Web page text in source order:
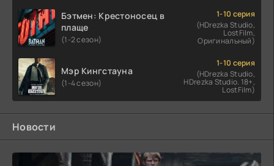
Бэтмен: Крестоносец в
плаще
(1-2 сезон)
1-10 серия
(HDrezka Studio,
LostFilm,
Оригинальный)
Мэр Кингстауна
(1-4 сезон)
1-10 серия
(HDrezka Studio,
HDrezka Studio. 18+,
LostFilm)
Новости